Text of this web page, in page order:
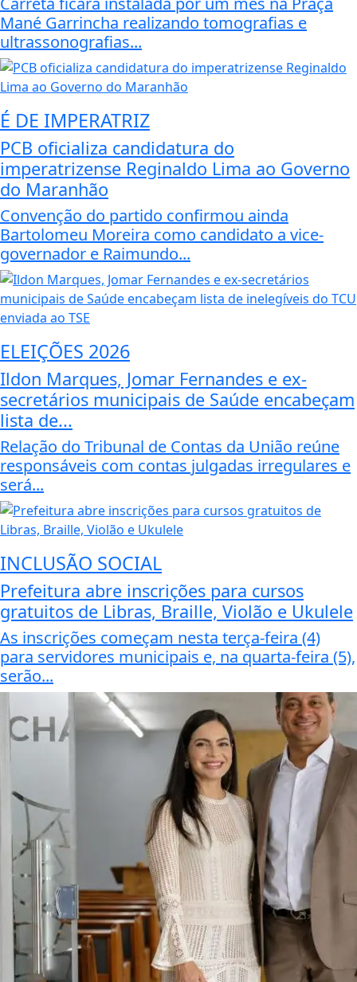
Mané Garrincha realizando tomografias e
ultrassonografias...
É DE IMPERATRIZ
PCB oficializa candidatura do
imperatrizense Reginaldo Lima ao Governo
do Maranhão
Convenção do partido confirmou ainda
Bartolomeu Moreira como candidato a vice-
governador e Raimundo...
ELEIÇÕES 2026
Ildon Marques, Jomar Fernandes e ex-
secretários municipais de Saúde encabeçam
lista de...
Relação do Tribunal de Contas da União reúne
responsáveis com contas julgadas irregulares e
será...
INCLUSÃO SOCIAL
Prefeitura abre inscrições para cursos
gratuitos de Libras, Braille, Violão e Ukulele
As inscrições começam nesta terça-feira (4)
para servidores municipais e, na quarta-feira (5),
serão...